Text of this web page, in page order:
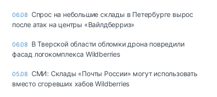
06.08 Спрос на небольшие склады в Петербурге вырос
после атак на центры «Вайлдберриз»
06.08 В Тверской области обломки дрона повредили
фасад логокомплекса Wildberries
05.08 СМИ: Склады «Почты России» могут использовать
вместо сгоревших хабов Wildberries